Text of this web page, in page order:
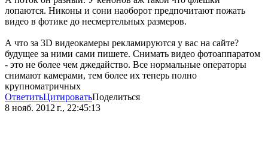
лопаются. Никоны и сони наоборот предпочитают пожать
видео в фотике до несмертельных размеров.
А что за 3D видеокамеры рекламируются у вас на сайте?
будущее за ними сами пишете. Снимать видео фотоаппаратом
- это не более чем джедайство. Все нормальные операторы
снимают камерами, тем более их теперь полно
крупноматричных
ОтветитьЦитироватьПоделиться
8 нояб. 2012 г., 22:45:13